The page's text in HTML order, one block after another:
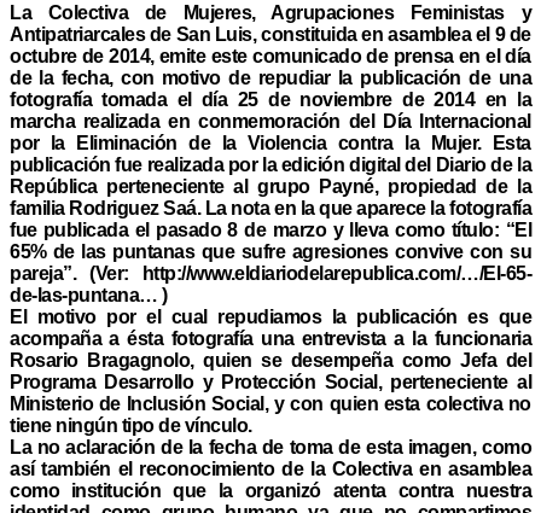
La Colectiva de Mujeres, Agrupaciones Feministas y
Antipatriarcales de San Luis, constituida en asamblea el 9 de
octubre de 2014, emite este comunicado de prensa en el día
de la fecha, con motivo de repudiar la publicación de una
fotografía tomada el día 25 de noviembre de 2014 en la
marcha realizada en conmemoración del Día Internacional
por la Eliminación de la Violencia contra la Mujer. Esta
publicación fue realizada por la edición digital del Diario de la
República perteneciente al grupo Payné, propiedad de la
familia Rodriguez Saá. La nota en la que aparece la fotografía
fue publicada el pasado 8 de marzo y lleva como título: “El
65% de las puntanas que sufre agresiones convive con su
pareja”. (Ver: http://www.eldiariodelarepublica.com/…/El-65-
de-las-puntana… )
El motivo por el cual repudiamos la publicación es que
acompaña a ésta fotografía una entrevista a la funcionaria
Rosario Bragagnolo, quien se desempeña como Jefa del
Programa Desarrollo y Protección Social, perteneciente al
Ministerio de Inclusión Social, y con quien esta colectiva no
tiene ningún tipo de vínculo.
La no aclaración de la fecha de toma de esta imagen, como
así también el reconocimiento de la Colectiva en asamblea
como institución que la organizó atenta contra nuestra